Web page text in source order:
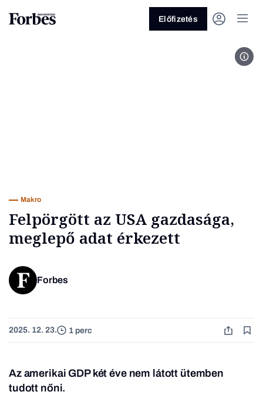
Előfizetés
Makro
Felpörgött az USA gazdasága,
meglepő adat érkezett
Forbes
2025. 12. 23. 1 perc
Az amerikai GDP két éve nem látott ütemben
tudott nőni.